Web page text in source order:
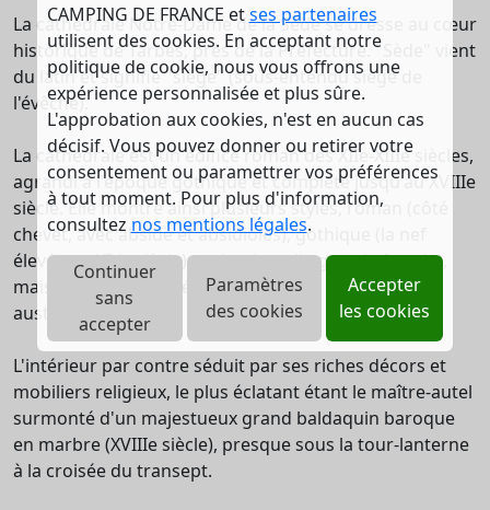
CAMPING DE FRANCE etses partenaires
utilisent des cookies. En acceptant notre
politique de cookie, nous vous offrons une
expérience personnalisée et plus sûre.
L'approbation aux cookies, n'est en aucun cas
décisif. Vous pouvez donner ou retirer votre
consentement ou paramettrer vos préférences
à tout moment. Pour plus d'information,
consultez nos mentions légales.
Continuer
sans
accepter
Paramètres
des cookies
Accepter
les cookies
La cathédrale Notre-Dame de la Sède se dresse au cœur
historique de Tarbes, près de la Préfecture. "Sède" vient
du latin et signifie "siège" (sous-entendu siège de
l'évêché).
La cathédrale est un édifice roman des XIIe-XIIIe siècles,
agrandi à l'époque gothique et complété jusqu'au XVIIIe
siècle. Elle montre ainsi plusieurs styles, roman (côté
chevet, avec abside et absidioles), gothique (la nef
élevée au XIVe siècle) et classique (la grande façade),
mais partout ses extérieurs sont plus ou moins
austères.
L'intérieur par contre séduit par ses riches décors et
mobiliers religieux, le plus éclatant étant le maître-autel
surmonté d'un majestueux grand baldaquin baroque
en marbre (XVIIIe siècle), presque sous la tour-lanterne
à la croisée du transept.